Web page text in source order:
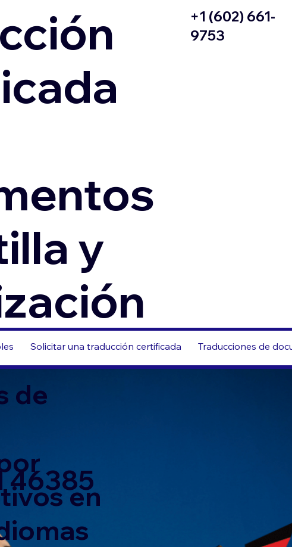
y
+1 (602) 661-
9753
Solicitar una traducción certificada Traducciones de
de
en
46385